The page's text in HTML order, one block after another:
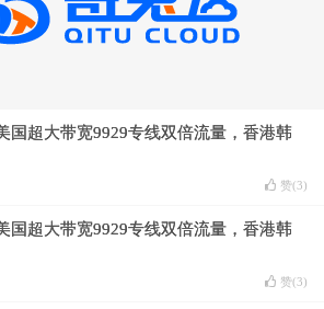
国超大带宽9929专线双倍流量，香港韩
赞(3)
国超大带宽9929专线双倍流量，香港韩
赞(3)